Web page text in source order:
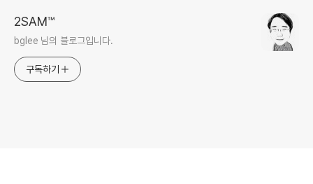
2SAM™
bglee 님의 블로그입니다.
구독하기